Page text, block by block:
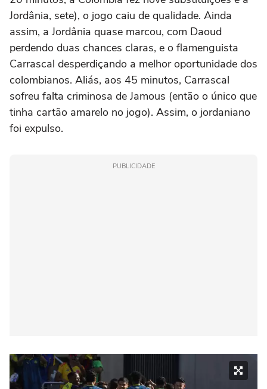
Jordânia, sete), o jogo caiu de qualidade. Ainda
assim, a Jordânia quase marcou, com Daoud
perdendo duas chances claras, e o flamenguista
Carrascal desperdiçando a melhor oportunidade dos
colombianos. Aliás, aos 45 minutos, Carrascal
sofreu falta criminosa de Jamous (então o único que
tinha cartão amarelo no jogo). Assim, o jordaniano
foi expulso.
PUBLICIDADE